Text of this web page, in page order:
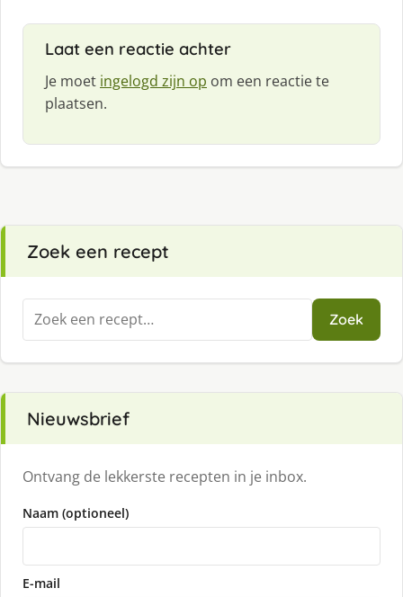
Laat een reactie achter
Je moet ingelogd zijn op om een reactie te
plaatsen.
Zoek een recept
Zoeken
naar:
Zoek
Nieuwsbrief
Ontvang de lekkerste recepten in je inbox.
Naam (optioneel)
E-mail